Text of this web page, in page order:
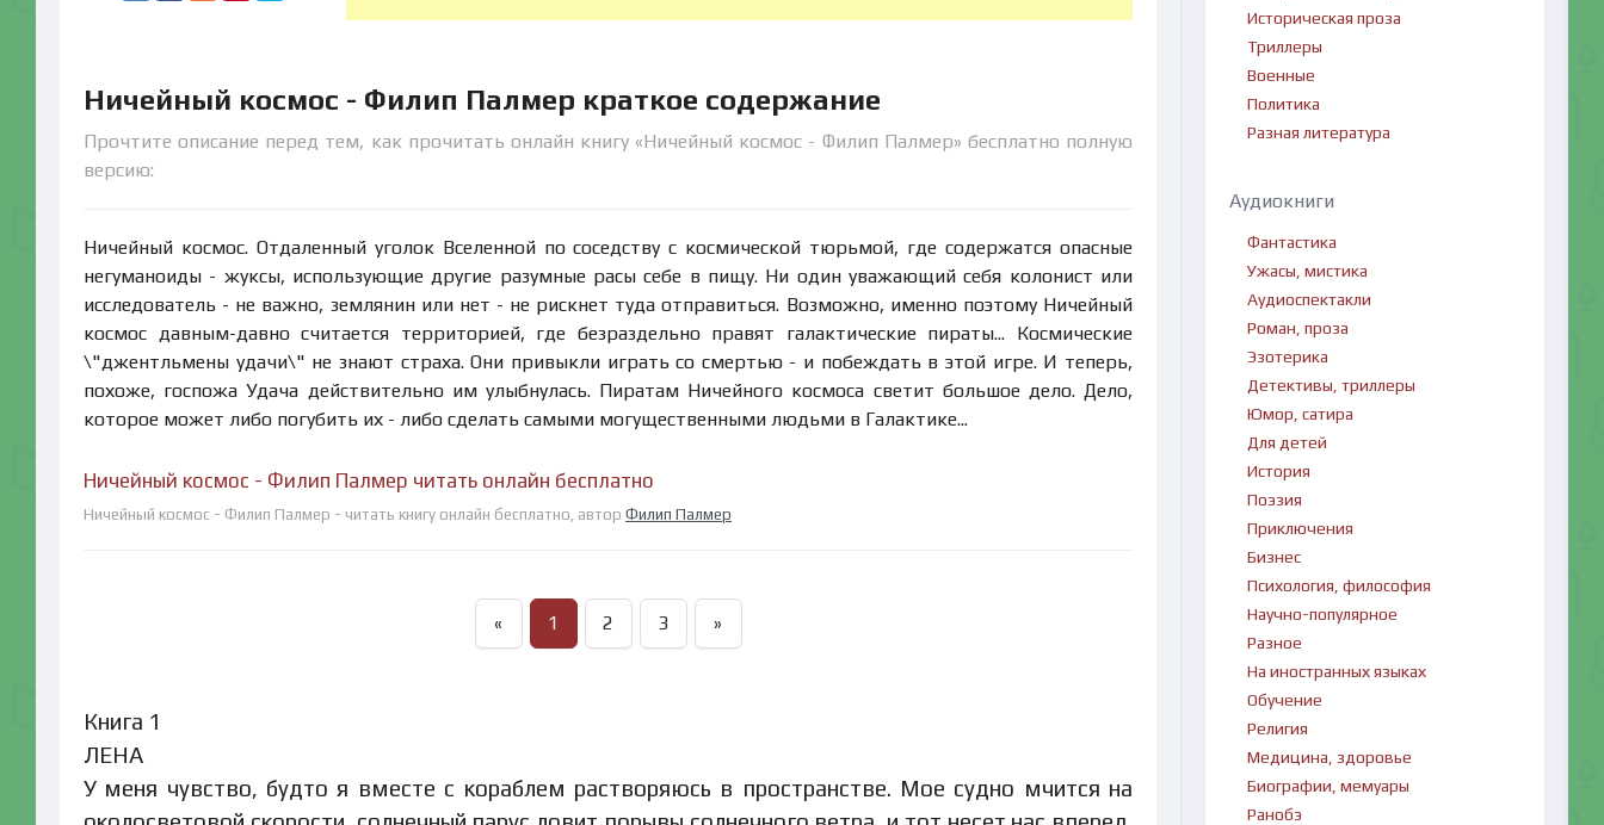
Ничейный космос - Филип Палмер краткое содержание
Прочтите описание перед тем, как прочитать онлайн книгу «Ничейный космос - Филип Палмер» бесплатно полную
версию:
Ничейный космос. Отдаленный уголок Вселенной по соседству с космической тюрьмой, где содержатся опасные
негуманоиды - жуксы, использующие другие разумные расы себе в пищу. Ни один уважающий себя колонист или
исследователь - не важно, землянин или нет - не рискнет туда отправиться. Возможно, именно поэтому Ничейный
космос давным-давно считается территорией, где безраздельно правят галактические пираты... Космические
\"джентльмены удачи\" не знают страха. Они привыкли играть со смертью - и побеждать в этой игре. И теперь,
похоже, госпожа Удача действительно им улыбнулась. Пиратам Ничейного космоса светит большое дело. Дело,
которое может либо погубить их - либо сделать самыми могущественными людьми в Галактике...
Ничейный космос - Филип Палмер читать онлайн бесплатно
Ничейный космос - Филип Палмер - читать книгу онлайн бесплатно, автор Филип Палмер
« 1 2 3 »
Книга 1
ЛЕНА
У меня чувство, будто я вместе с кораблем растворяюсь в пространстве. Мое судно мчится на
Историческая проза
Триллеры
Военные
Политика
Разная литература
Аудиокниги
Фантастика
Ужасы, мистика
Аудиоспектакли
Роман, проза
Эзотерика
Детективы, триллеры
Юмор, сатира
Для детей
История
Поэзия
Приключения
Бизнес
Психология, философия
Научно-популярное
Разное
На иностранных языках
Обучение
Религия
Медицина, здоровье
Биографии, мемуары
Ранобэ